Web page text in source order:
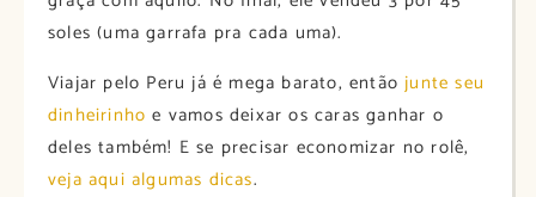
soles (uma garrafa pra cada uma).
Viajar pelo Peru já é mega barato, entãojunte seu
dinheirinho e vamos deixar os caras ganhar o
deles também! E se precisar economizar no rolê,
veja aqui algumas dicas.